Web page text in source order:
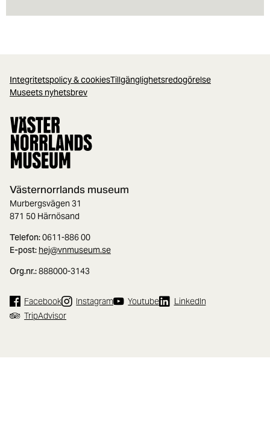
Integritetspolicy & cookiesTillgänglighetsredogörelse
Museets nyhetsbrev
Västernorrlands museum
Murbergsvägen 31
871 50 Härnösand
Telefon:0611-886 00
E-post: hej@vnmuseum.se
Org.nr.:888000-3143
Facebook Instagram Youtube
LinkedIn
TripAdvisor